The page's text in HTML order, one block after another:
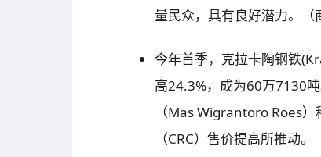
量民众，具有良好潜力。（
今年首季，克拉卡陶钢铁
高24.3%，成为60万7130
（Mas Wigrantoro Roes
（CRC）售价提高所推动。